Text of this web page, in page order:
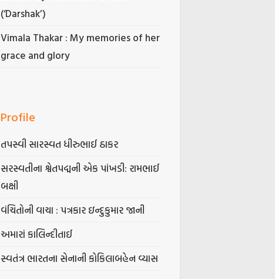
(‘Darshak’)
Vimala Thakar : My memories of her
grace and glory
Profile
તપસ્વી સારસ્વત ધીરુભાઈ ઠાકર
સરસ્વતીના શ્વેતપદ્મની એક પાંખડી: રામભાઈ
બક્ષી
વંચિતોની વાચા : પત્રકાર ઇન્દુકુમાર જાની
અમારાં કાલિન્દીતાઈ
સ્વતંત્ર ભારતના સેનાની કોકિલાબહેન વ્યાસ